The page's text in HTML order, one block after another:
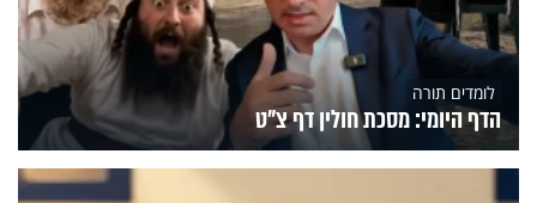
לומדים תורה
הדף היומי: מסכת חולין דף צ"ט